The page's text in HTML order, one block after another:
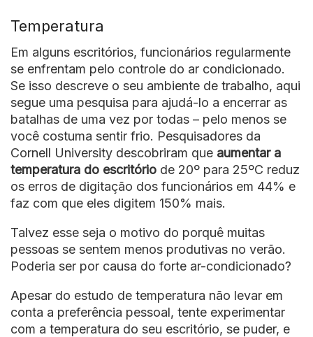
Temperatura
Em alguns escritórios, funcionários regularmente
se enfrentam pelo controle do ar condicionado.
Se isso descreve o seu ambiente de trabalho, aqui
segue uma pesquisa para ajudá-lo a encerrar as
batalhas de uma vez por todas – pelo menos se
você costuma sentir frio. Pesquisadores da
Cornell University descobriram que aumentar a
temperatura do escritório de 20º para 25ºC reduz
os erros de digitação dos funcionários em 44% e
faz com que eles digitem 150% mais.
Talvez esse seja o motivo do porquê muitas
pessoas se sentem menos produtivas no verão.
Poderia ser por causa do forte ar-condicionado?
Apesar do estudo de temperatura não levar em
conta a preferência pessoal, tente experimentar
com a temperatura do seu escritório, se puder, e